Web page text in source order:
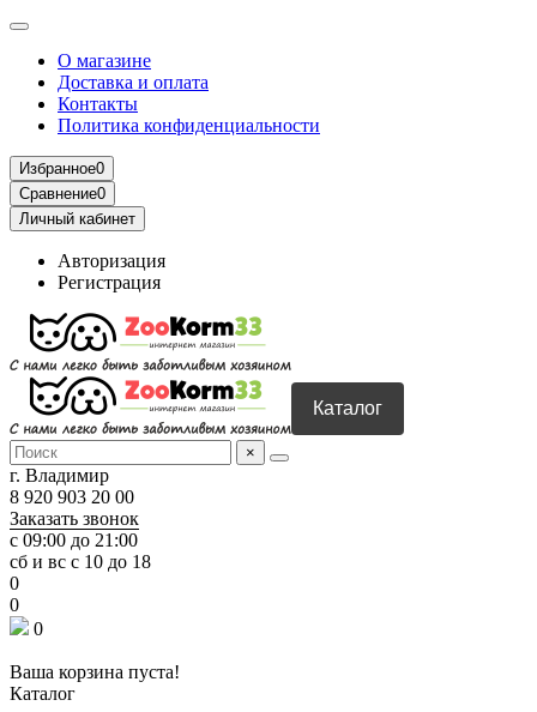
О магазине
Доставка и оплата
Контакты
Политика конфиденциальности
Избранное0
Сравнение0
Личный кабинет
Авторизация
Регистрация
Каталог
×
г. Владимир
8 920 903 20 00
Заказать звонок
с 09:00 до 21:00
сб и вс с 10 до 18
0
0
0
Ваша корзина пуста!
Каталог